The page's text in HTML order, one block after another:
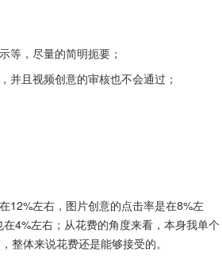
等，尽量的简明扼要；
并且视频创意的审核也不会通过；
12%左右，图片创意的点击率是在8%左
4%左右；从花费的角度来看，本身我单个
整体来说花费还是能够接受的。